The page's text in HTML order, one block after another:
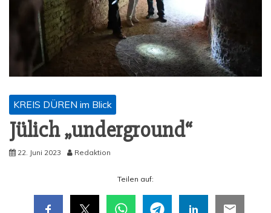
KREIS DÜREN im Blick
Jülich „under­ground“
22. Juni 2023 Redaktion
Tei­len auf: